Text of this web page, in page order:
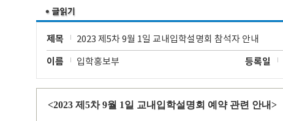
제목
2023 제5차 9월 1일 교내입학설명회 참석자 안내
이름
입학홍보부 등록일
<2023 제 5차9월 1일 교내입학설명회 예약 관련 안내>